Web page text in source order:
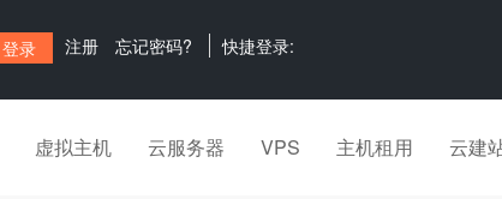
注册 忘记密码? 快捷登录:
虚拟主机 云服务器 VPS 主机租用 云建